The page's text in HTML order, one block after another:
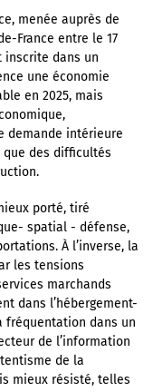
menée auprès de
France entre le 17
inscrite dans un
une économie
en 2025, mais
demande intérieure
des difficultés
porté, tiré
spatial - défense,
À l’inverse, la
les tensions
marchands
dans l’hébergement-
fréquentation dans un
de l’information
de la
mieux résisté, telles